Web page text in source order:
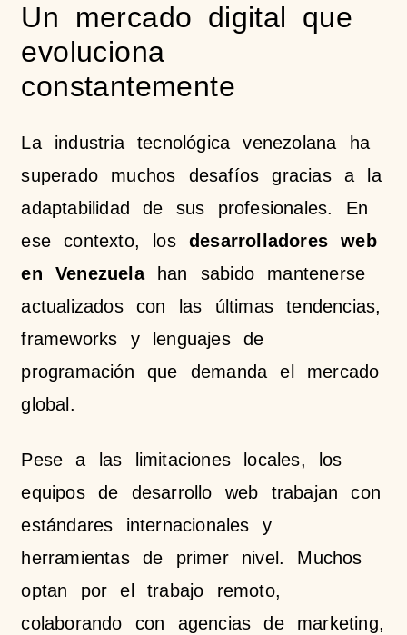
Un mercado digital que
evoluciona
constantemente
La industria tecnológica venezolana ha
superado muchos desafíos gracias a la
adaptabilidad de sus profesionales. En
ese contexto, losdesarrolladores web
en Venezuelahan sabido mantenerse
actualizados con las últimas tendencias,
frameworks y lenguajes de
programación que demanda el mercado
global.
Pese a las limitaciones locales, los
equipos de desarrollo web trabajan con
estándares internacionales y
herramientas de primer nivel. Muchos
optan por el trabajo remoto,
colaborando con agencias de marketing,